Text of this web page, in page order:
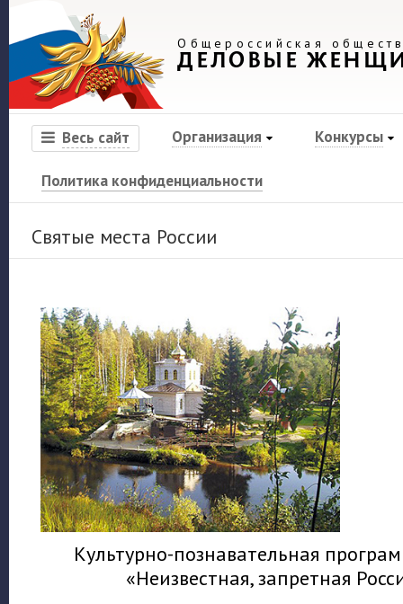
Общероссийская
ДЕЛОВЫЕ
Весь сайт Организация Конкурсы
Политика конфиденциальности
Святые места России
Культурно-познавательная
«Неизвестная, запретная